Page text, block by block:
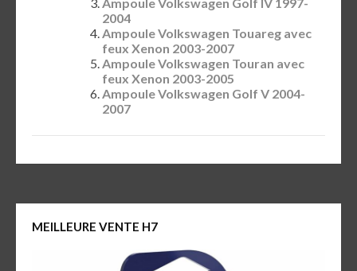
2004
Ampoule Volkswagen Touareg avec
feux Xenon 2003-2007
Ampoule Volkswagen Touran avec
feux Xenon 2003-2005
Ampoule Volkswagen Golf V 2004-
2007
MEILLEURE VENTE H7